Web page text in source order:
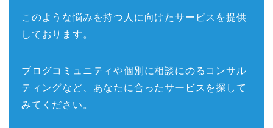
このような悩みを持つ人に向けたサービスを提供
しております。
ブログコミュニティや個別に相談にのるコンサル
ティングなど、あなたに合ったサービスを探して
みてください。